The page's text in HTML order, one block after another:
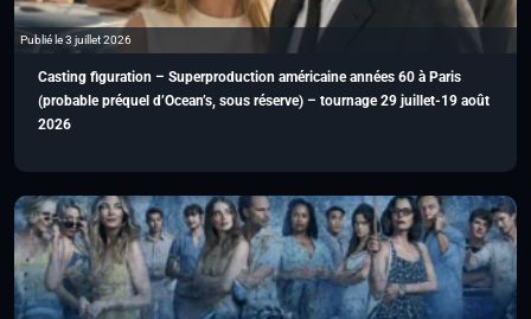
Publié le 3 juillet 2026
Casting figuration – Superproduction américaine années 60 à Paris
(probable préquel d’Ocean’s, sous réserve) – tournage 29 juillet-19 août
2026